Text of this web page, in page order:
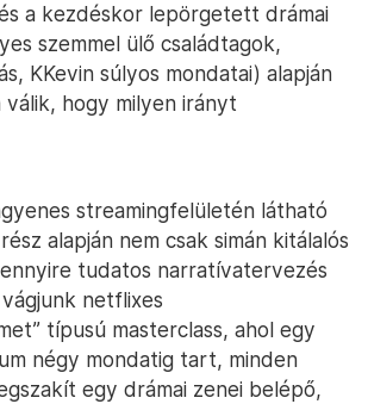
a kezdéskor lepörgetett drámai
szemmel ülő családtagok,
KKevin súlyos mondatai) alapján
válik, hogy milyen irányt
streamingfelületén látható
alapján nem csak simán kitálalós
tudatos narratívatervezés
netflixes
típusú masterclass, ahol egy
négy mondatig tart, minden
egy drámai zenei belépő,